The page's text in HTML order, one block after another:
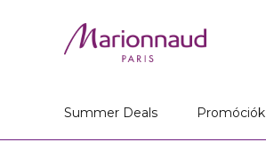
Summer Deals Promóciók